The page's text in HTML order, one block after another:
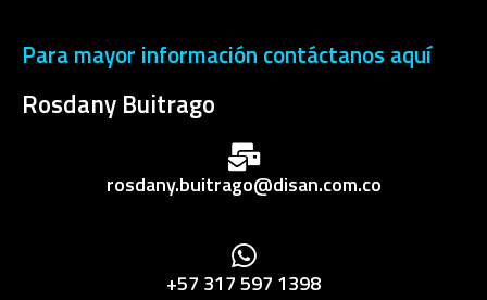
Para mayor información contáctanos aquí
Rosdany Buitrago
rosdany.buitrago@disan.com.co
+57 317 597 1398